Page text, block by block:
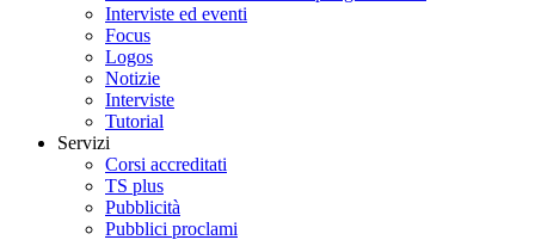
Interviste ed eventi
Focus
Logos
Notizie
Interviste
Tutorial
Servizi
Corsi accreditati
TS plus
Pubblicità
Pubblici proclami